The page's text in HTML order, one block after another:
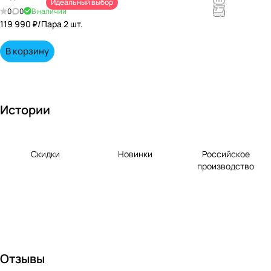
непревзойд
0 0 В наличии
Идеальный выбор
119 990 ₽/Пара 2 шт.
В корзину
Истории
Скидки Новинки
Российское
производство
Отзывы